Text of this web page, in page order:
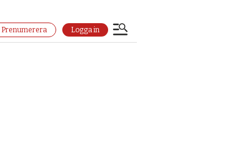
Prenumerera Logga in